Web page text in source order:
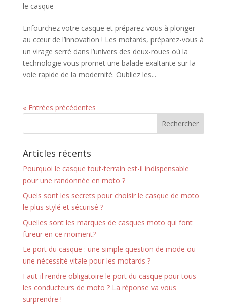
le casque
Enfourchez votre casque et préparez-vous à plonger
au cœur de l’innovation ! Les motards, préparez-vous à
un virage serré dans l’univers des deux-roues où la
technologie vous promet une balade exaltante sur la
voie rapide de la modernité. Oubliez les...
« Entrées précédentes
Articles récents
Pourquoi le casque tout-terrain est-il indispensable
pour une randonnée en moto ?
Quels sont les secrets pour choisir le casque de moto
le plus stylé et sécurisé ?
Quelles sont les marques de casques moto qui font
fureur en ce moment?
Le port du casque : une simple question de mode ou
une nécessité vitale pour les motards ?
Faut-il rendre obligatoire le port du casque pour tous
les conducteurs de moto ? La réponse va vous
surprendre !